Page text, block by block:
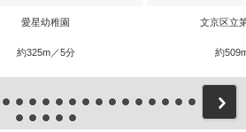
愛星幼稚園
約325m／5分
文京区立
約